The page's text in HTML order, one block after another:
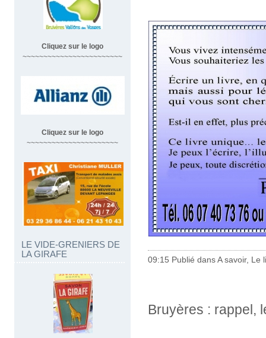
Cliquez sur le logo
~~~~~~~~~~~~~~~~~~~~~~~~
Cliquez sur le logo
~~~~~~~~~~~~~~~~~~~~~~
LE VIDE-GRENIERS DE
LA GIRAFE
09:15 Publié dansA savoir, Le
Bruyères : rappel,